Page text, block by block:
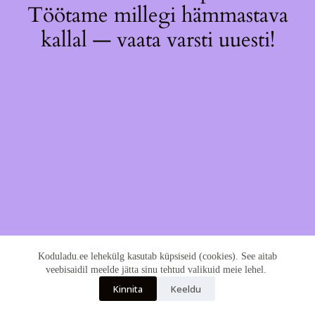
Koduladu.ee lehekülg kasutab küpsiseid (cookies). See aitab
veebisaidil meelde jätta sinu tehtud valikuid meie lehel.
Kinnita Keeldu
Töötame millegi hämmastava
kallal — vaata varsti uuesti!